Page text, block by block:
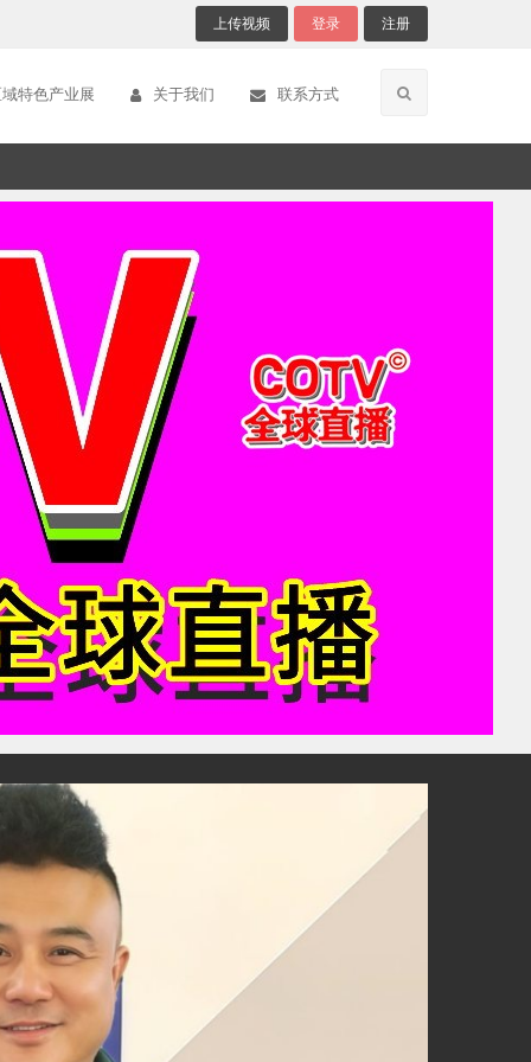
上传视频 登录 注册
特色产业展 关于我们 联系方式